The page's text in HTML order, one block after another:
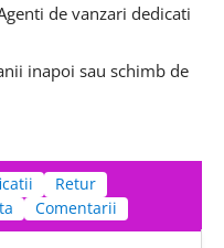
de vanzari dedicati
inapoi sau schimb de
Retur
Comentarii